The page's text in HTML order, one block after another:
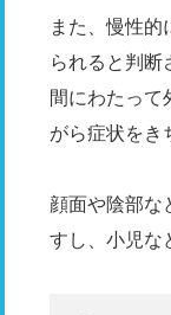
また、慢性的
られると判断
間にわたって
がら症状をき
顔面や陰部な
すし、小児な